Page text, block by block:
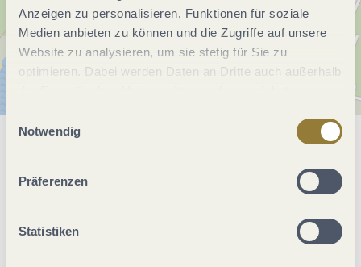
Anzeigen zu personalisieren, Funktionen für soziale
Medien anbieten zu können und die Zugriffe auf unsere
Website zu analysieren, um sie stetig für Sie zu
optimieren. Dabei werden Daten an Dritte auch außerhalb
der Europäischen Union weitergegeben und dort
jederzeit widerrufen werden. Mit der Auswahl "Alle
ablehnen" kann es zu Beeinträchtigungen in der Nutzung
Einwilligungsauswahl
Notwendig
Präferenzen
Statistiken